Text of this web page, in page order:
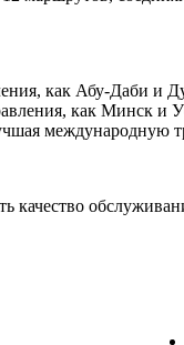
как Абу-Даби и
как Минск
международную
качество